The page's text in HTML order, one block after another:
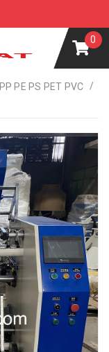
0
PE PS PET PVC
/